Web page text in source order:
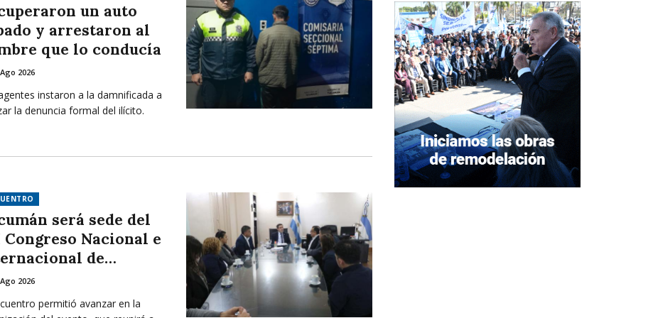
un auto
y arrestaron al
que lo conducía
2026
instaron a la damnificada a
la denuncia formal del ilícito.
será sede del
Congreso Nacional e
de
2026
permitió avanzar en la